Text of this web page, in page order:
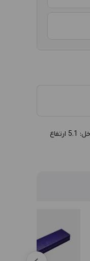
توضيحات :جعبه مدال چوبی سایز 1 مدل GZ، سبز داخل مشکی گروه: جعبه طلا و جواهر دسته بندي: جعبه مدال توليد: ایرانی تجدیدپذیر کد خانواده: GZ سايز: 1 وزن: 90 طول داخل: 7 عرض داخل: 5.1 ارتفاع